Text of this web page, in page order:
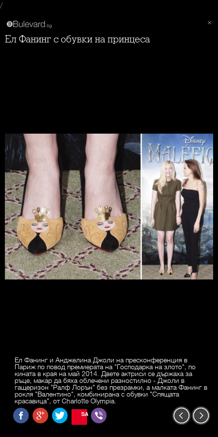
/
Ел Фанинг с обувки на принцеса
Ел Фанинг и Анджелина Джоли на пресконференция в
Париж по повод премиерата на "Господарка на злото", по
кината в края на май 2014. Двете актриси се държаха за
ръце, макар да бяха облечени разностилно - Джоли в
гащеризон "Ралф Лорън" без презрамки, а малката Фанинг в
рокля "Валентино", комбинирана с обувки "Спящата
красавица", от Charlotte Olympia.
SAVE